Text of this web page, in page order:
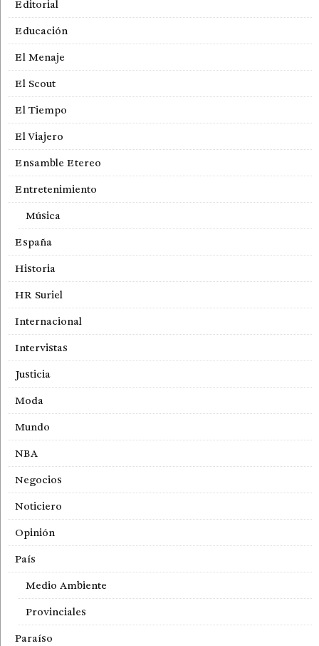
Editorial
Educación
El Menaje
El Scout
El Tiempo
El Viajero
Ensamble Etereo
Entretenimiento
Música
España
Historia
HR Suriel
Internacional
Intervistas
Justicia
Moda
Mundo
NBA
Negocios
Noticiero
Opinión
País
Medio Ambiente
Provinciales
Paraíso